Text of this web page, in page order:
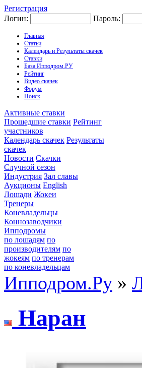
Регистрация
Логин:
Пароль:
Главная
Статьи
Календарь и Результаты скачек
Ставки
База Ипподром.РУ
Рейтинг
Видео скачек
Форум
Поиск
Активные ставки
Прошедшие ставки Рейтинг
участников
Календарь скачек Результаты
скачек
Новости Скачки
Случной сезон
Индустрия Зал славы
Аукционы English
Лошади Жокеи
Тренеры
Коневладельцы
Коннозаводчики
Ипподромы
по лошадям по
производителям по
жокеям по тренерам
по коневладельцам
Ипподром.Ру »
Нaрaн